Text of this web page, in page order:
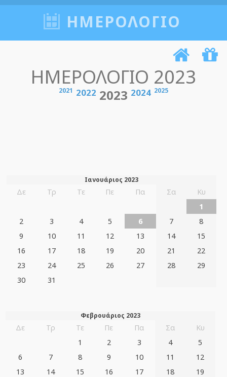
ΗΜΕΡΟΛΟΓΙΟ
ΗΜΕΡΟΛΟΓΙΟ 2023
2021 2022 2023 2024 2025
Ιανουάριος 2023
Δε Τρ Τε Πε Πα Σα
Κυ
1
2
3 4 5 6 7
8
9
10 11 12 13 14
15
16
17 18 19 20 21
22
23
24 25 26 27 28
29
30
31
Φεβρουάριος 2023
Δε Τρ Τε Πε Πα Σα
Κυ
1
2 3 4
5
6
7 8 9 10 11
12
13
14 15 16 17 18
19